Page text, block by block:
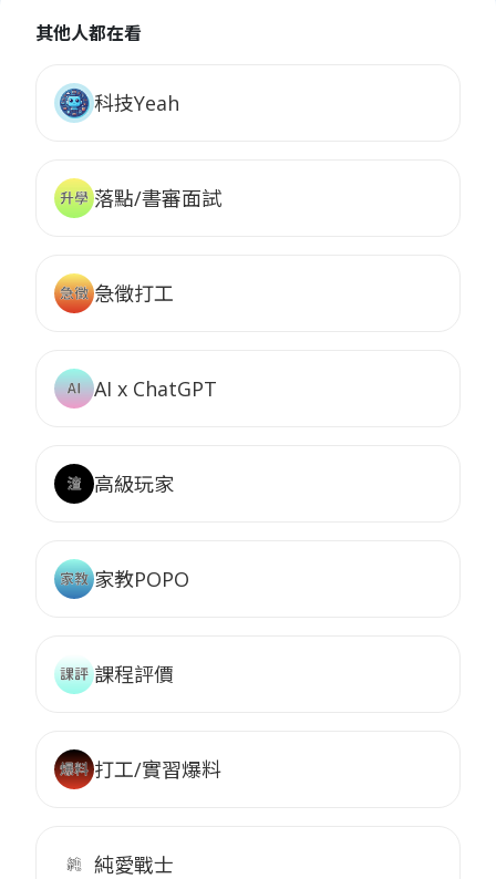
其他人都在看
科技Yeah
落點/書審面試
急徵打工
AI x ChatGPT
高級玩家
家教POPO
課程評價
打工/實習爆料
純愛戰士
✅ 約會急救包（帶曖昧對象來，連空氣都會飄粉紅泡
📍 巴黎密語： 每日限量供應，建議先預訂免向隅！